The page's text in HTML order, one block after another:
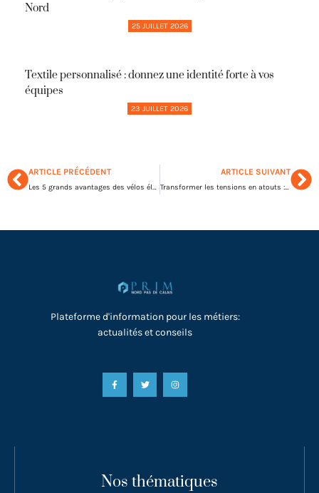
Nord
25 JUILLET 2026
Textile personnalisé : donnez une identité forte à vos
équipes
23 JUILLET 2026
ARTICLE PRÉCÉDENT
Les 5 grands avantages des vélos électriques pour les entreprises
ARTICLE SUIVANT
Transformer les tensions en atouts : l’art de gérer les conflits au travail
Plateforme d'information pour les métiers:
actualités et conseils
Nos thématiques